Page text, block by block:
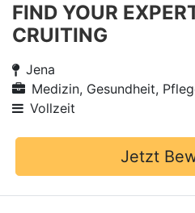
FIND YOUR
CRUITING
Jena
Medizin, Gesundheit,
Vollzeit
Jetzt